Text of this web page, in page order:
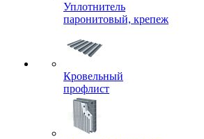
Уплотнитель
паронитовый, крепеж
Кровельный
профлист